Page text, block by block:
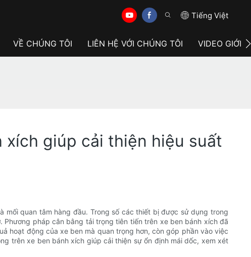
Tiếng Việt
VỀ CHÚNG TÔI LIÊN HỆ VỚI CHÚNG TÔI VIDEO GIỚI
xích giúp cải thiện hiệu suất
quan tâm hàng đầu. Trong số các thiết bị được sử dụng trong
pháp cân bằng tải trọng tiên tiến trên xe ben bánh xích đã
hoạt động của xe ben mà quan trọng hơn, còn góp phần vào việc
trên xe ben bánh xích giúp cải thiện sự ổn định mái dốc, xem xét